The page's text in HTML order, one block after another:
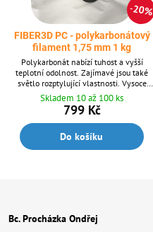
20%
FIBER3D PC - polykarbonátový
filament 1,75 mm 1 kg
Polykarbonát nabízí tuhost a vyšší
teplotní odolnost. Zajímavé jsou také
světlo rozptylující vlastnosti. Vysoce
odolný materiál vůči nárazům.
Zachování ohebnosti i za studena. Balení
1 kg - obsahuje cca 343 m struny o
průměru 1,75 mm. Dodáván v barvě
transparent. PC materiál dodáváme také
Skladem 10 až 100 ks
799 Kč
Do košíku
Bc. Procházka Ondřej